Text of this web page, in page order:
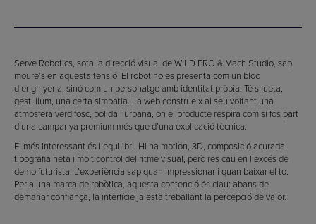
Serve Robotics, sota la direcció visual de WILD PRO & Mach Studio, sap
moure’s en aquesta tensió. El robot no es presenta com un bloc
d’enginyeria, sinó com un personatge amb identitat pròpia. Té silueta,
gest, llum, una certa simpatia. La web construeix al seu voltant una
atmosfera verd fosc, polida i urbana, on el producte respira com si fos part
d’una campanya premium més que d’una explicació tècnica.
El més interessant és l’equilibri. Hi ha motion, 3D, composició acurada,
tipografia neta i molt control del ritme visual, però res cau en l’excés de
demo futurista. L’experiència sap quan impressionar i quan baixar el to.
Per a una marca de robòtica, aquesta contenció és clau: abans de
demanar confiança, la interfície ja està treballant la percepció de valor.